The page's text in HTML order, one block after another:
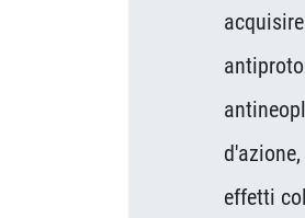
acquisire
d'azione,
effetti